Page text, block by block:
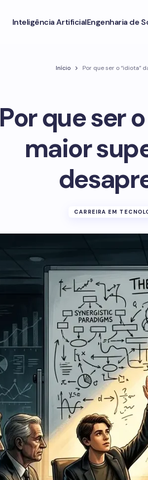
Inteligência ArtificialEngenharia de
Início Por que ser o “idiota”
Por que ser
maior
CARREIRA EM